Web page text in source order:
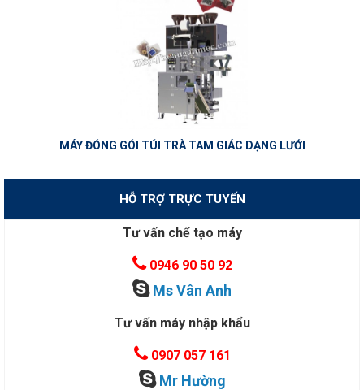
MÁY ĐÓNG GÓI TÚI TRÀ TAM GIÁC DẠNG LƯỚI
HỖ TRỢ TRỰC TUYẾN
Tư vấn chế tạo máy
0946 90 50 92
Ms Vân Anh
Tư vấn máy nhập khẩu
0907 057 161
Mr Hường